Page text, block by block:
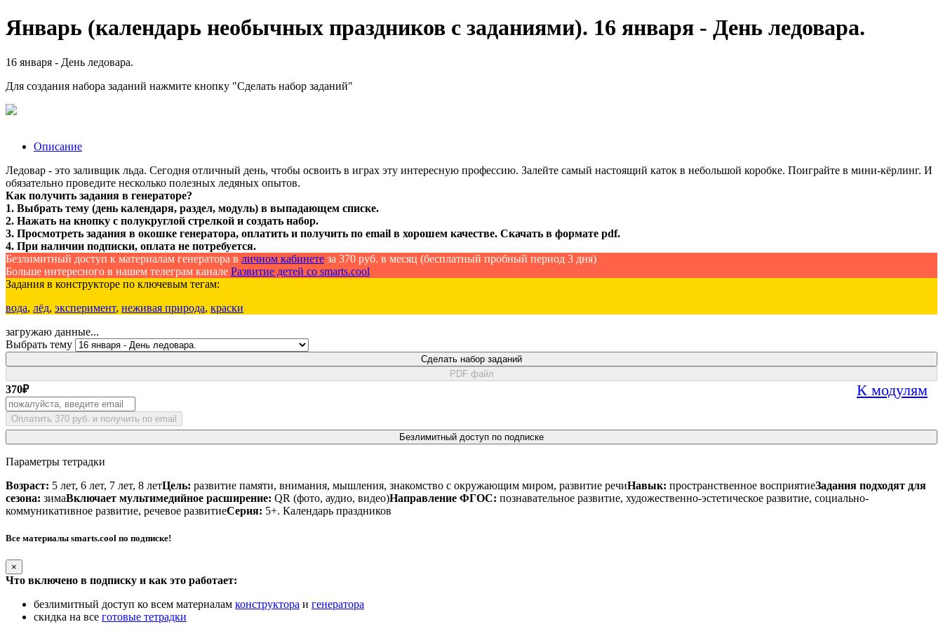
Январь (календарь необычных праздников с заданиями). 16 января - День ледовара.
16 января - День ледовара.
Для создания набора заданий нажмите кнопку "Сделать набор заданий"
Описание
Ледовар - это заливщик льда. Сегодня отличный день, чтобы освоить в играх эту интересную профессию. Залейте самый настоящий каток в небольшой коробке. Поиграйте в мини-кёрлинг. И
обязательно проведите несколько полезных ледяных опытов.
Как получить задания в генераторе?
1. Выбрать тему (день календаря, раздел, модуль) в выпадающем списке.
2. Нажать на кнопку с полукруглой стрелкой и создать набор.
3. Просмотреть задания в окошке генератора, оплатить и получить по email в хорошем качестве. Скачать в формате pdf.
4. При наличии подписки, оплата не потребуется.
Безлимитный доступ к материалам генератора в личном кабинете за 370 руб. в месяц (бесплатный пробный период 3 дня)
Больше интересного в нашем телеграм канале Развитие детей со smarts.cool
Задания в конструкторе по ключевым тегам:
вода, лёд, эксперимент, неживая природа, краски
загружаю данные...
Выбрать тему
Сделать набор заданий
PDF файл
370₽ К модулям
Оплатить 370 руб. и получить по email
Безлимитный доступ по подписке
Параметры тетрадки
Возраст: 5 лет, 6 лет, 7 лет, 8 летЦель: развитие памяти, внимания, мышления, знакомство с окружающим миром, развитие речиНавык: пространственное восприятиеЗадания подходят для
сезона: зимаВключает мультимедийное расширение: QR (фото, аудио, видео)Направление ФГОС: познавательное развитие, художественно-эстетическое развитие, социально-
коммуникативное развитие, речевое развитиеСерия: 5+. Календарь праздников
Все материалы smarts.cool по подписке!
×
Что включено в подписку и как это работает:
безлимитный доступ ко всем материалам конструктора и генератора
скидка на все готовые тетрадки